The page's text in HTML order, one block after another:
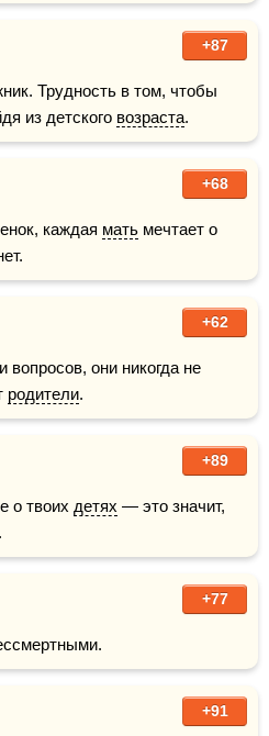
+87
Трудность в том, чтобы
из детского возраста.
+68
каждая мать мечтает о
+62
вопросов, они никогда не
родители.
+89
о твоих детях — это значит,
+77
+91